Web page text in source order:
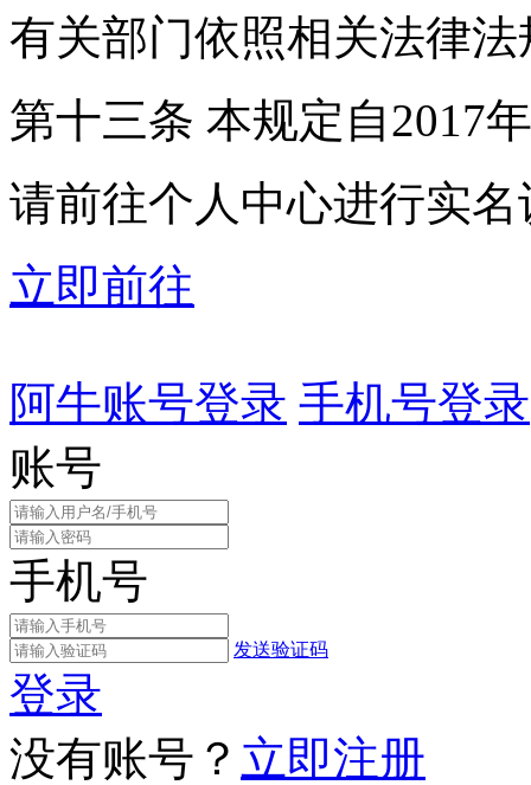
有关部门依照相关法律
第十三条 本规定自2017
请前往个人中心进行实名
立即前往
阿牛账号登录 手机号登录
账号
手机号
发送验证码
登录
没有账号？ 立即注册